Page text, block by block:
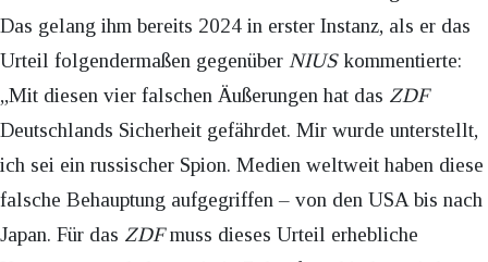
Das gelang ihm bereits 2024 in erster Instanz, als er das
Urteil folgendermaßen gegenüber NIUSkommentierte:
„Mit diesen vier falschen Äußerungen hat das ZDF
Deutschlands Sicherheit gefährdet. Mir wurde unterstellt,
ich sei ein russischer Spion. Medien weltweit haben diese
falsche Behauptung aufgegriffen – von den USA bis nach
Japan. Für das ZDFmuss dieses Urteil erhebliche